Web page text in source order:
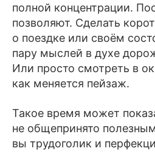
полной концентрации.
позволяют. Сделать
о поездке или своём
пару мыслей в духе
Или просто смотреть в
как меняется пейзаж.
Такое время может
не общепринято
вы трудоголик и